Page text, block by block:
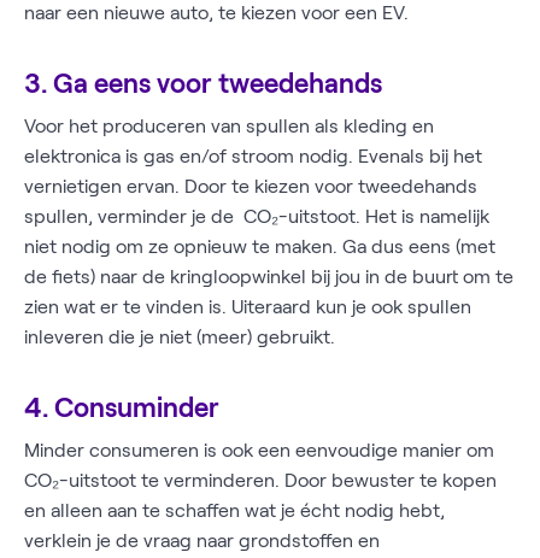
naar een nieuwe auto, te kiezen voor een EV.
3. Ga eens voor tweedehands
Voor het produceren van spullen als kleding en
elektronica is gas en/of stroom nodig. Evenals bij het
vernietigen ervan. Door te kiezen voor tweedehands
spullen, verminder je de CO₂-uitstoot. Het is namelijk
niet nodig om ze opnieuw te maken. Ga dus eens (met
de fiets) naar de kringloopwinkel bij jou in de buurt om te
zien wat er te vinden is. Uiteraard kun je ook spullen
inleveren die je niet (meer) gebruikt.
4. Consuminder
Minder consumeren is ook een eenvoudige manier om
CO₂-uitstoot te verminderen. Door bewuster te kopen
en alleen aan te schaffen wat je écht nodig hebt,
verklein je de vraag naar grondstoffen en